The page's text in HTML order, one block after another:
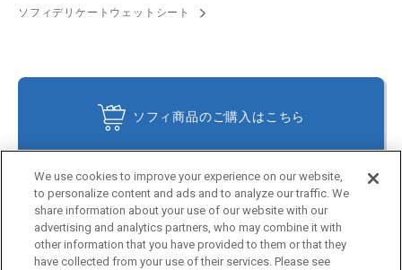
ソフィデリケートウェットシート
ソフィ商品のご購入はこちら
商品一覧 キャンペーン
We use cookies to improve your experience on our website,
to personalize content and ads and to analyze our traffic. We
share information about your use of our website with our
advertising and analytics partners, who may combine it with
other information that you have provided to them or that they
have collected from your use of their services. Please see